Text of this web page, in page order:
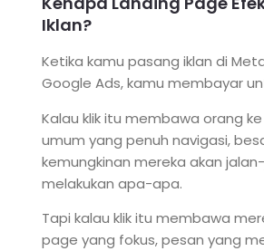
Iklan?
Ketika kamu pasang iklan di
Google Ads, kamu membayar
Kalau klik itu membawa orang
umum yang penuh navigasi,
kemungkinan mereka akan
melakukan apa-apa.
Tapi kalau klik itu membawa
page yang fokus, pesan yang